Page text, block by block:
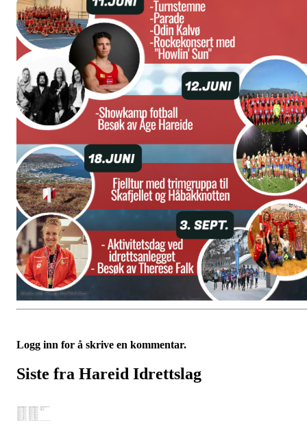
Logg inn for å skrive en kommentar.
Siste fra Hareid Idrettslag